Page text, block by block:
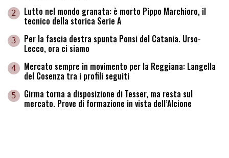
2 Lutto nel mondo granata: è morto Pippo Marchioro, il
tecnico della storica Serie A
3 Per la fascia destra spunta Ponsi del Catania. Urso-
Lecco, ora ci siamo
4 Mercato sempre in movimento per la Reggiana: Langella
del Cosenza tra i profili seguiti
5 Girma torna a disposizione di Tesser, ma resta sul
mercato. Prove di formazione in vista dell’Alcione